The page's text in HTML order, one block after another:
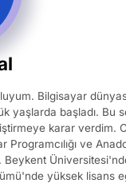
Bilgisayar
yaşlarda başladı. Bu
karar verdim.
Programcılığı ve
Beykent
yüksek lisans